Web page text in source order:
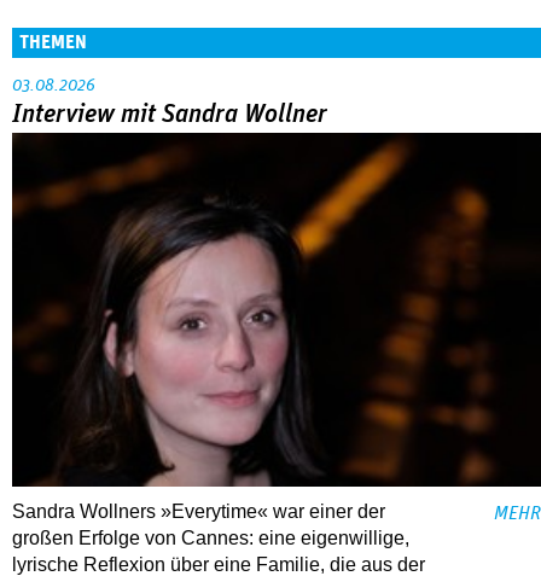
THEMEN
03.08.2026
Interview mit Sandra Wollner
Sandra Wollners »Everytime« war einer der
großen Erfolge von Cannes: eine eigenwillige,
lyrische Reflexion über eine ­Familie, die aus der
MEHR